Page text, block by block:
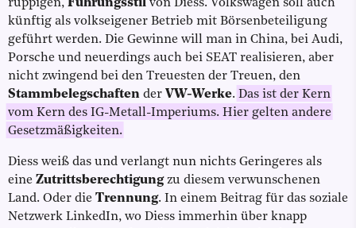
ruppigen, Führungsstil von Diess. Volkswagen soll auch
künftig als volkseigener Betrieb mit Börsenbeteiligung
geführt werden. Die Gewinne will man in China, bei Audi,
Porsche und neuerdings auch bei SEAT realisieren, aber
nicht zwingend bei den Treuesten der Treuen, den
Stammbelegschaften der VW-Werke. Das ist der Kern
vom Kern des IG-Metall-Imperiums. Hier gelten andere
Gesetzmäßigkeiten.
Diess weiß das und verlangt nun nichts Geringeres als
eine Zutrittsberechtigungzu diesem verwunschenen
Land. Oder die Trennung. In einem Beitrag für das soziale
Netzwerk LinkedIn, wo Diess immerhin über knapp